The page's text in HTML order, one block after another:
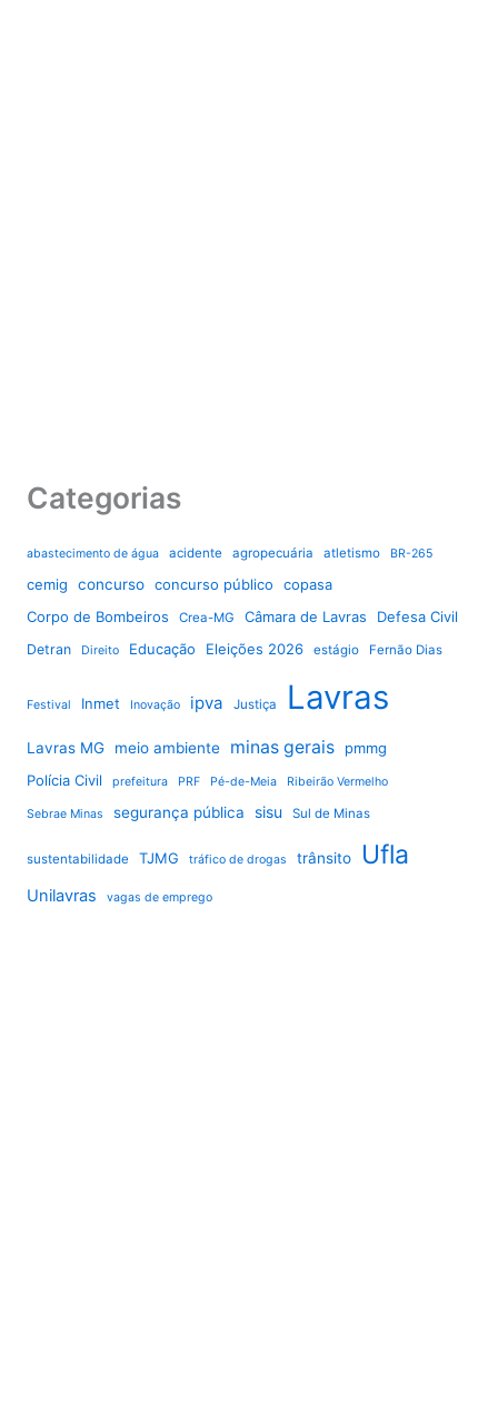
Categorias
abastecimento de água acidente agropecuária atletismo BR-265
cemig concurso concurso público
copasa
Corpo de Bombeiros
Crea-MG Câmara de Lavras Defesa Civil
Detran Direito Educação Eleições 2026 estágio Fernão Dias
Festival Inmet Inovação ipva Justiça Lavras
Lavras MG meio ambiente minas gerais
pmmg
Polícia Civil
prefeitura PRF Pé-de-Meia Ribeirão Vermelho
Sebrae Minas segurança pública sisu Sul de Minas
sustentabilidade TJMG tráfico de drogas trânsito Ufla
Unilavras vagas de emprego